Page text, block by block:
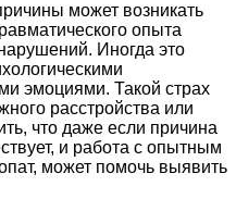
может возникать
опыта
Иногда это
эмоциями. Такой страх
расстройства или
что даже если причина
и работа с опытным
может помочь выявить